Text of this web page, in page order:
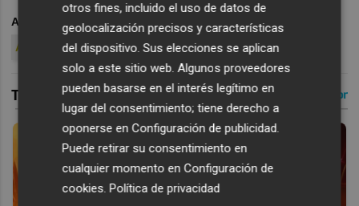
ARCHIVADO EN TENIS CARLOS ALCARAZ
WIMBLEDON
ATP TOUR
NITTO ATP FINALS
otros fines, incluido el uso de datos de
geolocalización precisos y características
del dispositivo. Sus elecciones se aplican
solo a este sitio web. Algunos proveedores
pueden basarse en el interés legítimo en
lugar del consentimiento; tiene derecho a
oponerse enConfiguración de publicidad.
Puede retirar su consentimiento en
cualquier momento enConfiguración de
cookies.Política de privacidad